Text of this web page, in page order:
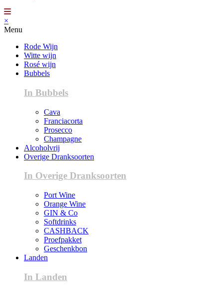
×
Menu
Rode Wijn
Witte wijn
Rosé wijn
Bubbels
In Bubbels
Cava
Franciacorta
Prosecco
Champagne
Alcoholvrij
Overige Dranksoorten
In Overige Dranksoorten
Port Wine
Orange Wine
GIN & Co
Softdrinks
CASHBACK
Proefpakket
Geschenkbon
Landen
In Landen